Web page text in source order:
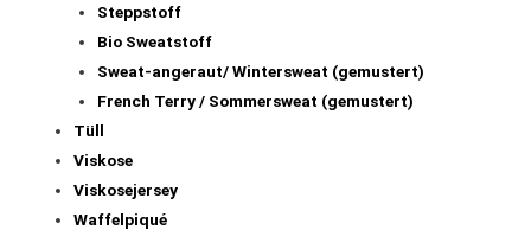
Steppstoff
Bio Sweatstoff
Sweat-angeraut/ Wintersweat (gemustert)
French Terry / Sommersweat (gemustert)
Tüll
Viskose
Viskosejersey
Waffelpiqué